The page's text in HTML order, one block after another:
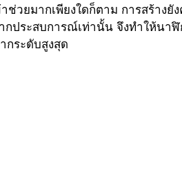
ช่วยมากเพียงใดก็ตาม การสร้างยั
ประสบการณ์เท่านั้น จึงทำให้นาฬิ
กระดับสูงสุด